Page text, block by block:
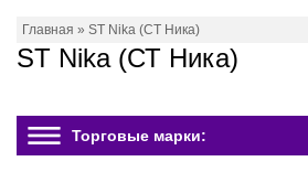
Главная » ST Nika (СТ Ника)
ST Nika (СТ Ника)
Торговые марки: